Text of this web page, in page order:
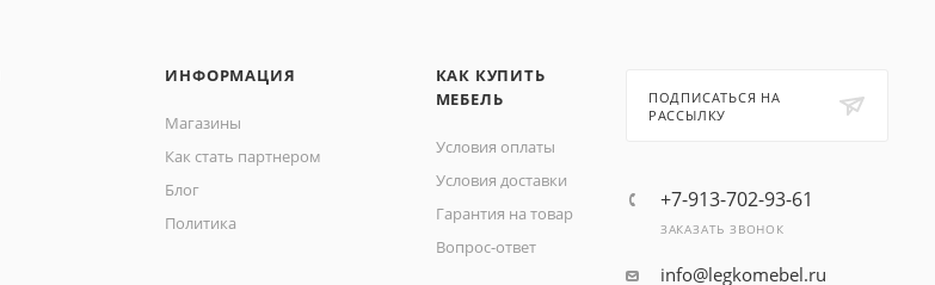
ИНФОРМАЦИЯ
Магазины
Как стать партнером
Блог
Политика
КАК КУПИТЬ
МЕБЕЛЬ
Условия оплаты
Условия доставки
Гарантия на товар
Вопрос-ответ
ПОДПИСАТЬСЯ НА
РАССЫЛКУ
+7-913-702-93-61
ЗАКАЗАТЬ ЗВОНОК
info@legkomebel.ru